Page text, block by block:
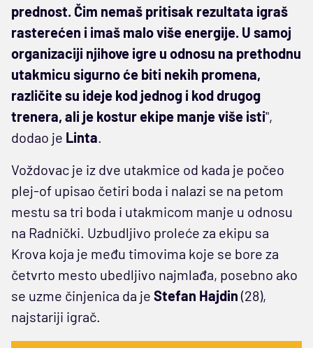
prednost. Čim nemaš pritisak rezultata igraš
rasterećen i imaš malo više energije. U samoj
organizaciji njihove igre u odnosu na prethodnu
utakmicu sigurno će biti nekih promena,
različite su ideje kod jednog i kod drugog
trenera, ali je kostur ekipe manje više isti",
dodao je Linta.
Voždovac je iz dve utakmice od kada je počeo
plej-of upisao četiri boda i nalazi se na petom
mestu sa tri boda i utakmicom manje u odnosu
na Radnički. Uzbudljivo proleće za ekipu sa
Krova koja je među timovima koje se bore za
četvrto mesto ubedljivo najmlađa, posebno ako
se uzme činjenica da je Stefan Hajdin (28),
najstariji igrač.